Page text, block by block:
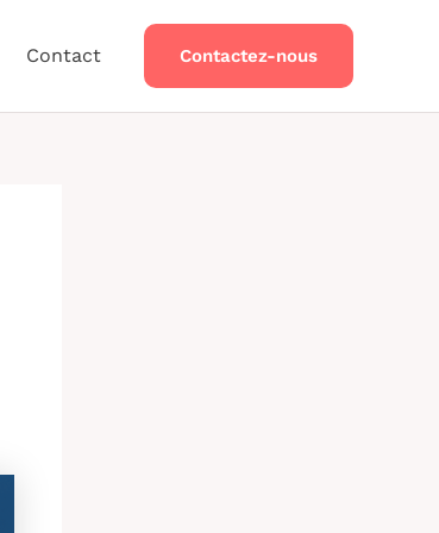
Contact Contactez-nous